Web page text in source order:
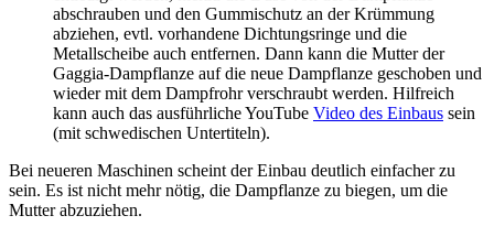
abschrauben und den Gummischutz an der Krümmung
abziehen, evtl. vorhandene Dichtungsringe und die
Metallscheibe auch entfernen. Dann kann die Mutter der
Gaggia-Dampflanze auf die neue Dampflanze geschoben und
wieder mit dem Dampfrohr verschraubt werden. Hilfreich
kann auch das ausführliche YouTube Video des Einbaus sein
(mit schwedischen Untertiteln).
Bei neueren Maschinen scheint der Einbau deutlich einfacher zu
sein. Es ist nicht mehr nötig, die Dampflanze zu biegen, um die
Mutter abzuziehen.